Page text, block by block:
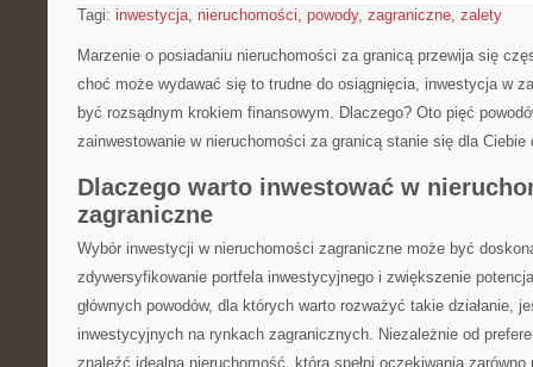
Tagi: inwestycja, nieruchomości, powody, zagraniczne, zalety
Marzenie o posiadaniu nieruchomości za‌ granicą przewija się
choć może wydawać‍ się to trudne do osiągnięcia, ⁣inwestycja w⁣
być ​rozsądnym ⁣krokiem finansowym. Dlaczego? ⁤Oto pięć
zainwestowanie ‌w nieruchomości‌ za granicą⁢ stanie się dla Ciebie
Dlaczego warto inwestować w
zagraniczne
Wybór inwestycji‌ w nieruchomości ⁢zagraniczne może być⁢
zdywersyfikowanie portfela inwestycyjnego ‍i zwiększenie
głównych powodów, ⁤dla których warto rozważyć takie działanie,
inwestycyjnych na rynkach zagranicznych. Niezależnie od
znaleźć idealną nieruchomość, ​która spełni oczekiwania